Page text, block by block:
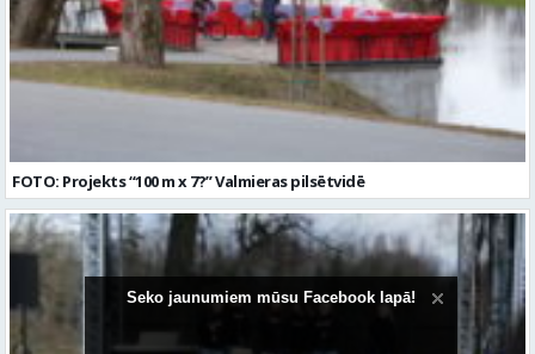
FOTO: Projekts “100 m x 7?” Valmieras pilsētvidē
Seko jaunumiem mūsu Facebook lapā!